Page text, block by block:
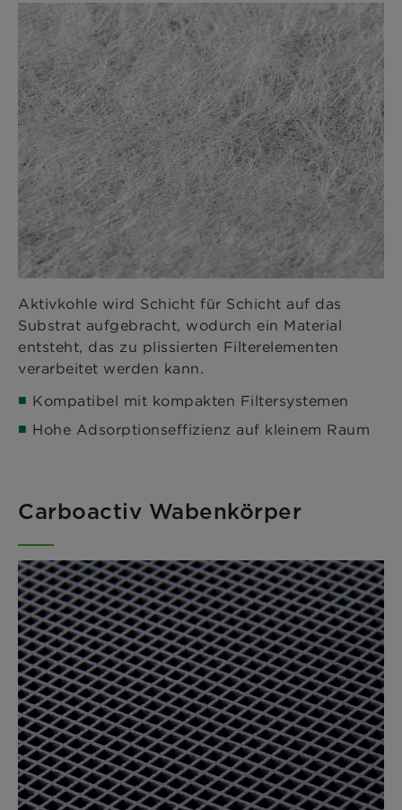
Aktivkohle wird Schicht für Schicht auf das
Substrat aufgebracht, wodurch ein Material
entsteht, das zu plissierten Filterelementen
verarbeitet werden kann.
Kompatibel mit kompakten Filtersystemen
Hohe Adsorptionseffizienz auf kleinem Raum
Carboactiv Wabenkörper